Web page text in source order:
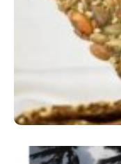
Comer